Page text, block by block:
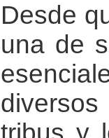
Desde
una de